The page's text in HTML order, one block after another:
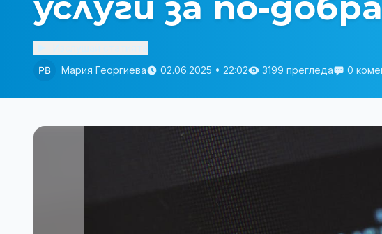
Мария Георгиева
02.06.2025 • 22:02 3199 прегледа 0